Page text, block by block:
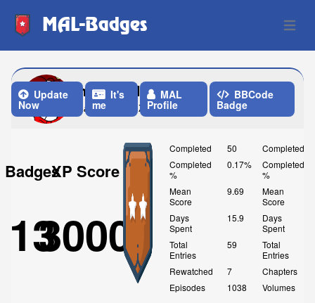
MAL-Badges Open
notactuallyreal
Last Update: 7 Days ago
Update
Now
It's
me
MAL
Profile
BBCode
Badge
Badges
13
XP Score
3000
Completed
50
Completed
%
0.17%
Mean
Score
9.69
Days
Spent
15.9
Total
Entries
59
Rewatched
7
Episodes
1038
Completed
Completed
%
Mean
Score
Days
Spent
Total
Entries
Chapters
Volumes